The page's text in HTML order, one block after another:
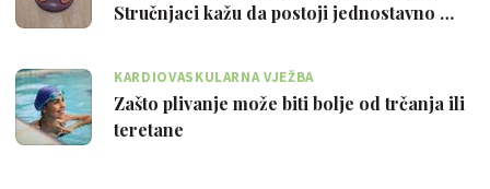
Stručnjaci kažu da postoji jednostavno …
KARDIOVASKULARNA VJEŽBA
Zašto plivanje može biti bolje od trčanja ili
teretane